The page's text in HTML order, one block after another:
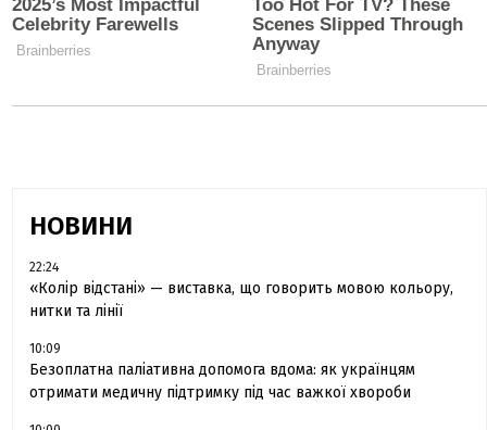
НОВИНИ
22:24
«Колір відстані» — виставка, що говорить мовою кольору,
нитки та лінії
10:09
Безоплатна паліативна допомога вдома: як українцям
отримати медичну підтримку під час важкої хвороби